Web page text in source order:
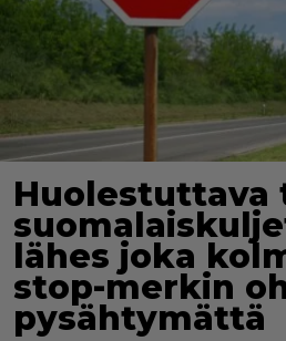
Huolestuttava
lähes joka
stop-merkin
pysähtymättä